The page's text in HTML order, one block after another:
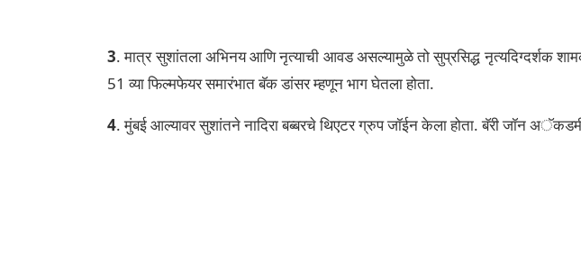
3. मात्र सुशांतला अभिनय आणि नृत्याची आवड असल्यामुळे तो सुप्रसिद्ध नृत्यदिग्दर्शक
51 व्या फिल्मफेयर समारंभात बॅक डांसर म्हणून भाग घेतला होता.
4. मुंबई आल्यावर सुशांतने नादिरा बब्बरचे थिएटर ग्रुप जॉईन केला होता. बॅरी जॉन